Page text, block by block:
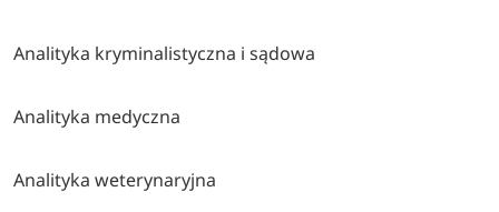
Analityka kryminalistyczna i sądowa
Analityka medyczna
Analityka weterynaryjna